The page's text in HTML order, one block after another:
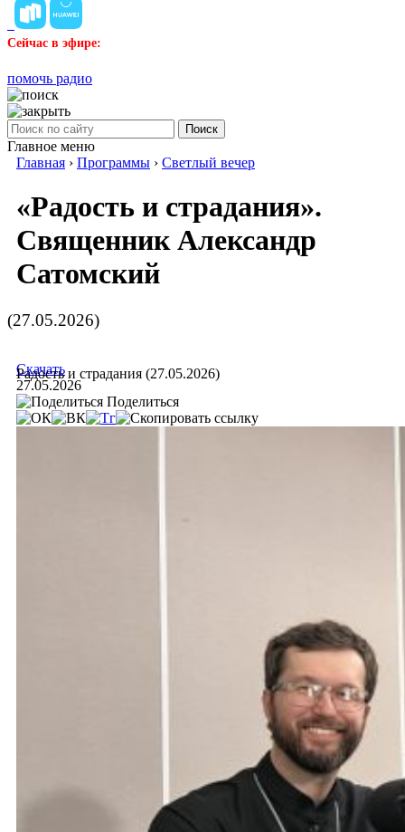
Сейчас в эфире:
помочь радио
Поиск
Главное меню
Главная › Программы › Светлый вечер
«Радость и страдания».
Священник Александр
Сатомский
(27.05.2026)
Радость и страдания (27.05.2026)
Скачать
27.05.2026
Поделиться